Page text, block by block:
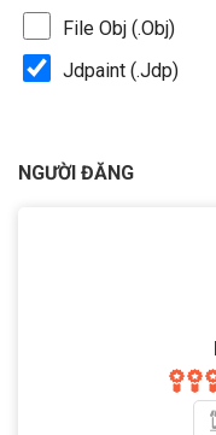
File Obj (.Obj)
Jdpaint (.Jdp)
NGƯỜI ĐĂNG